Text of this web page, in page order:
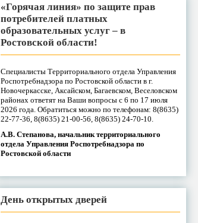
«Горячая линия» по защите прав
потребителей платных
образовательных услуг – в
Ростовской области!
Специалисты Территориального отдела Управления
Роспотребнадзора по Ростовской области в г.
Новочеркасске, Аксайском, Багаевском, Веселовском
районах ответят на Ваши вопросы с 6 по 17 июля
2026 года. Обратиться можно по телефонам: 8(8635)
22-77-36, 8(8635) 21-00-56, 8(8635) 24-70-10.
А.В. Степанова, начальник территориального
отдела Управления Роспотребнадзора по
Ростовской области
День открытых дверей